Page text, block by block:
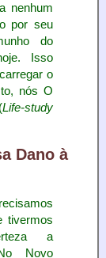
nenhum
por seu
do
Isso
o
nós O
Life-study
Dano à
tivermos
a
Novo